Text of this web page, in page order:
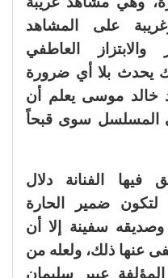
على المشاهد
والابتزاز العاطفي
يحدث بلا أي ضرورة
خالد موسى يعلم أن
المسلسل سوى قبحاً
الفنانة دلال
لتكون ضمير الحارة
سفينة إلا أن
عنها ذلك، ولعله من
عبير سليمان